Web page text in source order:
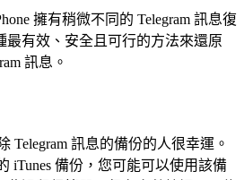
擁有稍微不同的 Telegram 訊息復
最有效、安全且可行的方法來還原
訊息。
Telegram 訊息的備份的人很幸運。
iTunes 備份，您可能可以使用該備